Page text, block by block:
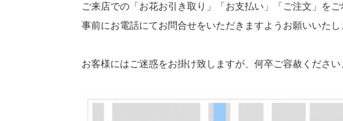
ご来店での「お花お引き取り」「お支払い」「ご注文」をご
事前にお電話にてお問合せをいただきますようお願いいたし
お客様にはご迷惑をお掛け致しますが、何卒ご容赦ください